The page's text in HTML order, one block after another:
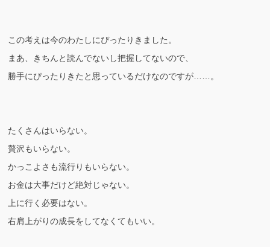
この考えは今のわたしにぴったりきました。
まあ、きちんと読んでないし把握してないので、
勝手にぴったりきたと思っているだけなのですが……。
たくさんはいらない。
贅沢もいらない。
かっこよさも流行りもいらない。
お金は大事だけど絶対じゃない。
上に行く必要はない。
右肩上がりの成長をしてなくてもいい。